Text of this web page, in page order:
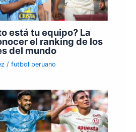
está tu equipo? La
el ranking de los
del mundo
/futbol peruano